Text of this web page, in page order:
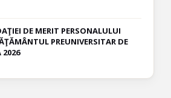
DE MERIT PERSONALULUI
PREUNIVERSITAR DE
2026